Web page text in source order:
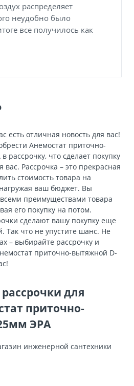
распределяет
неудобно было
все получилось как
есть отличная новость для вас!
Анемостат приточно-
рассрочку, что сделает покупку
Рассрочка – это прекрасная
стоимость товара на
ваш бюджет. Вы
преимуществами товара
его покупку на потом.
сделают вашу покупку еще
Так что не упустите шанс. Не
– выбирайте рассрочку и
приточно-вытяжной D-
для
приточно-
ЭРА